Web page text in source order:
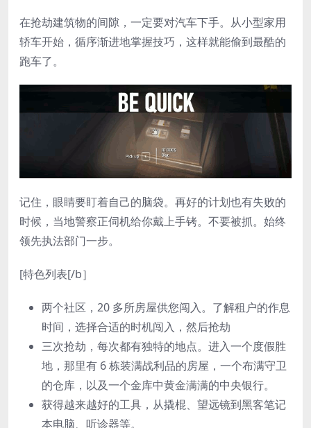
在抢劫建筑物的间隙，一定要对汽车下手。从小型家用
轿车开始，循序渐进地掌握技巧，这样就能偷到最酷的
跑车了。
记住，眼睛要盯着自己的脑袋。再好的计划也有失败的
时候，当地警察正伺机给你戴上手铐。不要被抓。始终
领先执法部门一步。
[特色列表[/b］
两个社区，20 多所房屋供您闯入。了解租户的作息
时间，选择合适的时机闯入，然后抢劫
三次抢劫，每次都有独特的地点。进入一个度假胜
地，那里有 6 栋装满战利品的房屋，一个布满守卫
的仓库，以及一个金库中黄金满满的中央银行。
获得越来越好的工具，从撬棍、望远镜到黑客笔记
本电脑、听诊器等。